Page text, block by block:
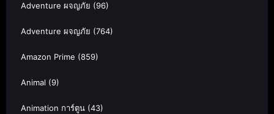
Adventure ผจญภัย (96)
Adventure ผจญภัย (764)
Amazon Prime (859)
Animal (9)
Animation การ์ตูน (43)